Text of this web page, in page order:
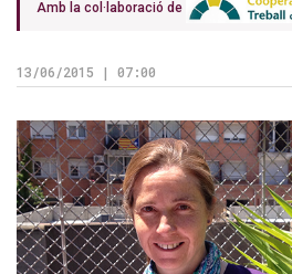
Amb la col·laboració de
13/06/2015 | 07:00